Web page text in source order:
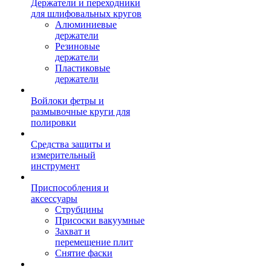
Держатели и переходники
для шлифовальных кругов
Алюминиевые
держатели
Резиновые
держатели
Пластиковые
держатели
Войлоки фетры и
размывочные круги для
полировки
Средства защиты и
измерительный
инструмент
Приспособления и
аксессуары
Струбцины
Присоски вакуумные
Захват и
перемещение плит
Снятие фаски